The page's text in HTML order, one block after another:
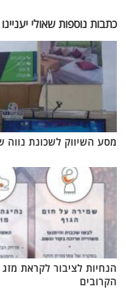
כתבות נוספות שאולי
מסע השיווק לשכונת נווה
הנחיות לציבור לקראת מזג
הקרובים